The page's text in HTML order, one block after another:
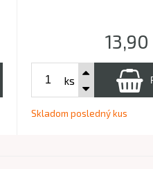
13,90
ks
Skladom posledný kus